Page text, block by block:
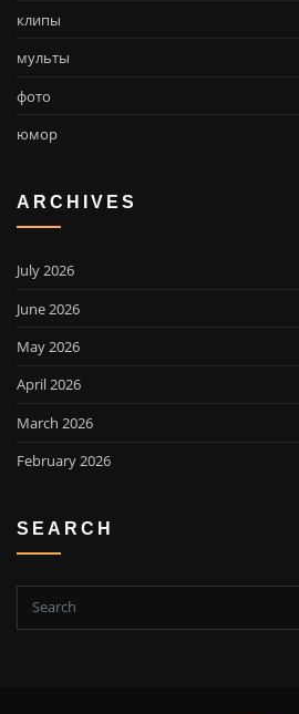
клипы
мульты
фото
юмор
ARCHIVES
July 2026
June 2026
May 2026
April 2026
March 2026
February 2026
SEARCH